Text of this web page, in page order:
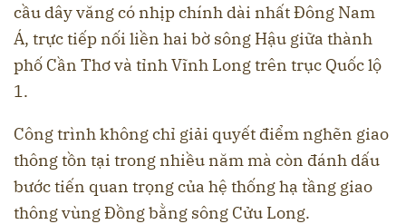
cầu dây văng có nhịp chính dài nhất Đông Nam
Á, trực tiếp nối liền hai bờ sông Hậu giữa thành
phố Cần Thơ và tỉnh Vĩnh Long trên trục Quốc lộ
1.
Công trình không chỉ giải quyết điểm nghẽn giao
thông tồn tại trong nhiều năm mà còn đánh dấu
bước tiến quan trọng của hệ thống hạ tầng giao
thông vùng Đồng bằng sông Cửu Long.